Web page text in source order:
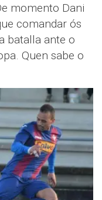
momento Dani
comandar ós
batalla ante o
Quen sabe o